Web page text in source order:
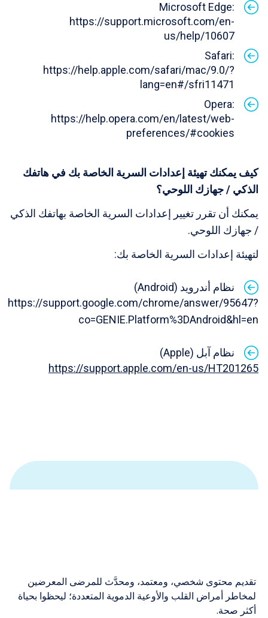
Microsoft Edge:
https://support.microsoft.com/en-
us/help/10607
Safari:
https://help.apple.com/safari/mac/9.0/?
lang=en#/sfri11471
Opera:
https://help.opera.com/en/latest/web-
preferences/#cookies
كيف يمكنك تهيئة إعدادات السرية الخاصة بك في هاتفك
الذكي / جهازك اللوحي؟
يمكنك أن تقرر تغيير إعدادات السرية الخاصة بهاتفك الذكي
/ جهازك اللوحي.
لتهيئة إعدادات السرية الخاصة بك:
نظام أندرويد (Android)
https://support.google.com/chrome/answer/95647?
co=GENIE.Platform%3DAndroid&hl=en
نظام آبل (Apple)
https://support.apple.com/en-us/HT201265
تقديم محتوى شخصي، ومعتمد، ومحدَّث للمرضى المعرضين
لمخاطر أمراض القلب والأوعية الدموية المتعددة؛ ليحظوا بحياة
أكثر صحة.